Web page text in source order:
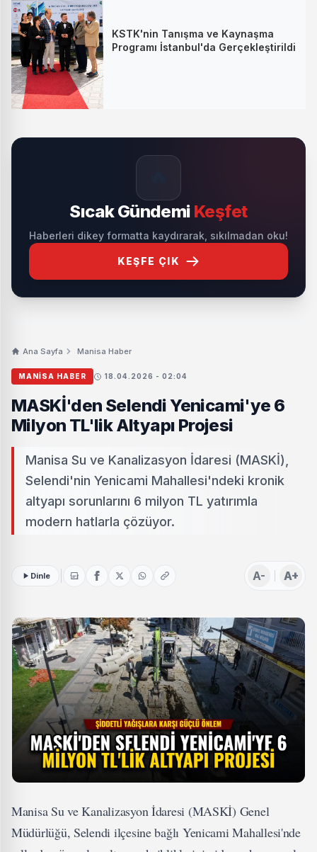
KSTK'nin Tanışma ve Kaynaşma
Programı İstanbul'da Gerçekleştirildi
Sıcak Gündemi Keşfet
Haberleri dikey formatta kaydırarak, sıkılmadan oku!
KEŞFE ÇIK
Ana Sayfa Manisa Haber
MANISA HABER 18.04.2026 - 02:04
MASKİ'den Selendi Yenicami'ye 6
Milyon TL'lik Altyapı Projesi
Manisa Su ve Kanalizasyon İdaresi (MASKİ),
Selendi'nin Yenicami Mahallesi'ndeki kronik
altyapı sorunlarını 6 milyon TL yatırımla
modern hatlarla çözüyor.
Dinle A- A+
Manisa Su ve Kanalizasyon İdaresi (MASKİ) Genel
Müdürlüğü, Selendi ilçesine bağlı Yenicami Mahallesi'nde